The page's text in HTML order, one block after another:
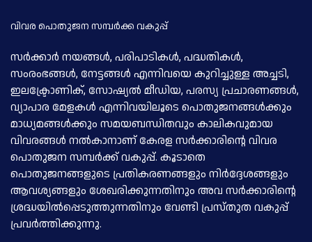
വിവര പൊതുജന സമ്പര്‍ക്ക വകുപ്പ്
സര്‍ക്കാര്‍ നയങ്ങള്‍, പരിപാടികള്‍, പദ്ധതികള്‍,
സംരംഭങ്ങള്‍, നേട്ടങ്ങള്‍ എന്നിവയെ കുറിച്ചുള്ള അച്ചടി,
ഇലക്ട്രോണിക്, സോഷ്യല്‍ മീഡിയ, പരസ്യ പ്രചാരണങ്ങള്‍,
വ്യാപാര മേളകള്‍ എന്നിവയിലൂടെ പൊതുജനങ്ങള്‍ക്കും
മാധ്യമങ്ങള്‍ക്കും സമയബന്ധിതവും കാലികവുമായ
വിവരങ്ങള്‍ നല്‍കാനാണ് കേരള സര്‍ക്കാരിന്റെ വിവര
പൊതുജന സമ്പര്‍ക്ക് വകുപ്പ്. കൂടാതെ
പൊതുജനങ്ങളുടെ പ്രതികരണങ്ങളും നിര്‍ദ്ദേശങ്ങളും
ആവശ്യങ്ങളും ശേഖരിക്കുന്നതിനും അവ സര്‍ക്കാരിന്റെ
ശ്രദ്ധയില്‍പ്പെടുത്തുന്നതിനും വേണ്ടി പ്രസ്തുത വകുപ്പ്
പ്രവര്‍ത്തിക്കുന്നു.